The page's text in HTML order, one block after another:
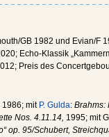
GB 1982 und Evian/F
Echo-Klassik
Preis des
1986; mit P. Gulda: Brahms:
Nos. 4.11.14, 1995; mit
op. 95/Schubert,